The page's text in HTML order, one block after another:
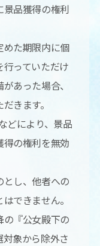
品獲得の権利
めた期限内に個
っていただけ
あった場合、
きます。
どにより、景品
の権利を無効
とし、他者への
できません。
の『公女殿下の
象から除外さ